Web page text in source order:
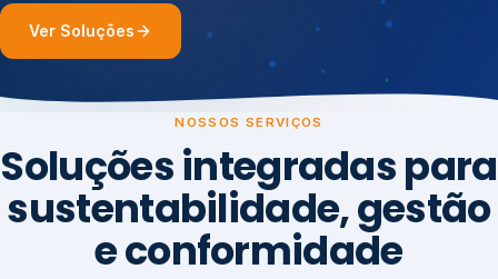
Ver Soluções
NOSSOS SERVIÇOS
Soluções integradas para
sustentabilidade, gestão
e conformidade